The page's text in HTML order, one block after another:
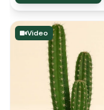
Video